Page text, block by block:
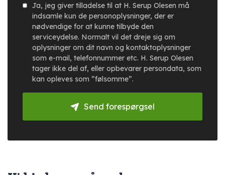
Ja, jeg giver tilladelse til at H. Serup Olesen må
indsamle kun de personoplysninger, der er
nødvendige for at kunne tilbyde den
serviceydelse. Normalt vil det dreje sig om
oplysninger om dit navn og kontaktoplysninger
som e-mail, telefonnummer etc. H. Serup Olesen
tager ikke del af, eller opbevarer persondata, som
kan opleves som ”følsomme”.
Send forespørgsel